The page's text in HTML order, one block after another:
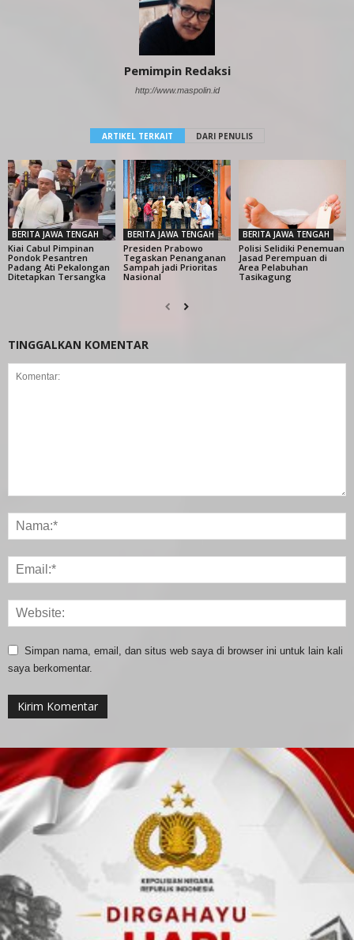
Pemimpin Redaksi
http://www.maspolin.id
ARTIKEL TERKAIT DARI PENULIS
BERITA JAWA TENGAH
Kiai Cabul Pimpinan
Pondok Pesantren
Padang Ati Pekalongan
Ditetapkan Tersangka
BERITA JAWA TENGAH
Presiden Prabowo
Tegaskan Penanganan
Sampah jadi Prioritas
Nasional
BERITA JAWA TENGAH
Polisi Selidiki Penemuan
Jasad Perempuan di
Area Pelabuhan
Tasikagung
TINGGALKAN KOMENTAR
Simpan nama, email, dan situs web saya di browser ini untuk lain kali
saya berkomentar.